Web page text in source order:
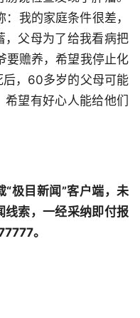
我的家庭条件很差，
，父母为了给我看病把
要赡养，希望我停止化
，60多岁的父母可能
望有好心人能给他们
极目新闻”客户端，未
线索，一经采纳即付报
。